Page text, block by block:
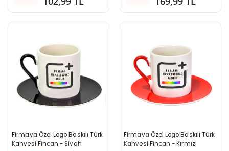
Firmaya Özel Logo Baskılı Türk
Kahvesi Fincan - Siyah
Firmaya Özel Logo Baskılı Türk
Kahvesi Fincan - Kırmızı